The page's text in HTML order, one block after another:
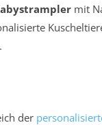
mit
der